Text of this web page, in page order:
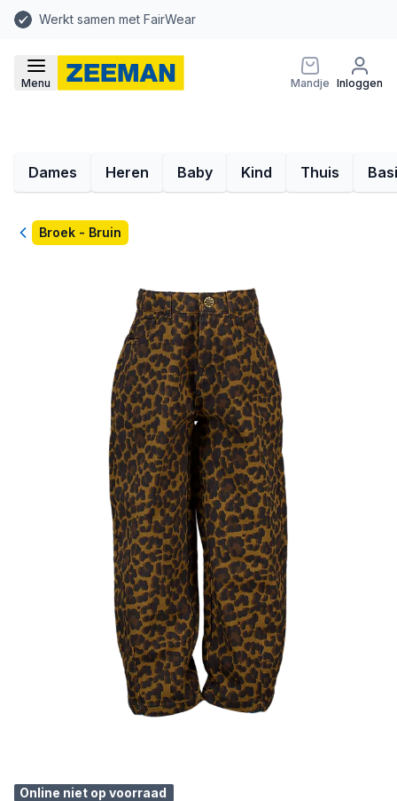
Werkt samen met FairWear
Menu Mandje Inloggen
Dames Heren Baby Kind Thuis
TerugBroek - Bruin
Online niet op voorraad